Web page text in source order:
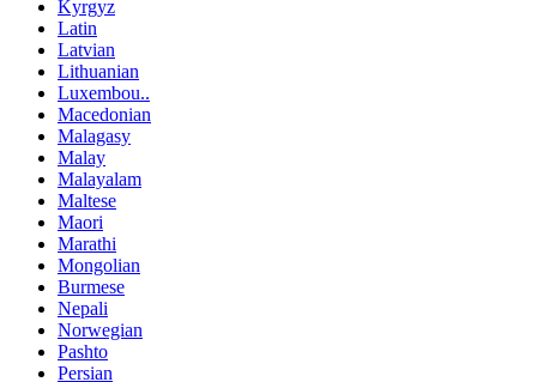
Kyrgyz
Latin
Latvian
Lithuanian
Luxembou..
Macedonian
Malagasy
Malay
Malayalam
Maltese
Maori
Marathi
Mongolian
Burmese
Nepali
Norwegian
Pashto
Persian